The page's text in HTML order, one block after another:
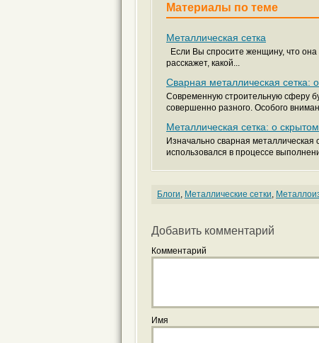
Материалы по теме
Металлическая сетка
Если Вы спросите женщину, что она
расскажет, какой...
Сварная металлическая сетка:
Современную строительную сферу
совершенно разного. Особого
Металлическая сетка: о
Изначально сварная металлическая
использовался в процессе
Блоги, Металлические сетки,
Добавить комментарий
Комментарий
Имя